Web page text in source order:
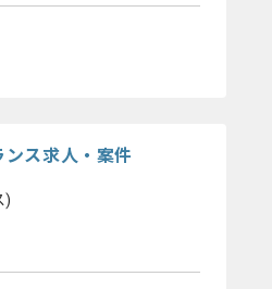
ンス求人・案件
)